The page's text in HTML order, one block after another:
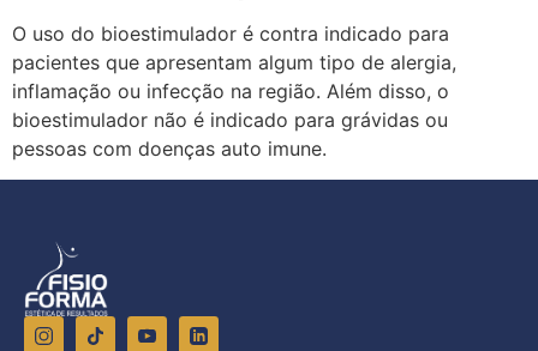
O uso do bioestimulador é contra indicado para
pacientes que apresentam algum tipo de alergia,
inflamação ou infecção na região. Além disso, o
bioestimulador não é indicado para grávidas ou
pessoas com doenças auto imune.